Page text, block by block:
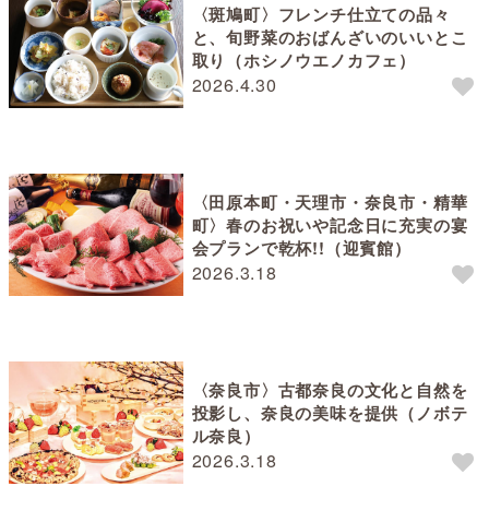
2026.4.30
〈斑鳩町〉フレンチ仕立ての品々
と、旬野菜のおばんざいのいいとこ
取り（ホシノウエノカフェ）
2026.3.18
〈田原本町・天理市・奈良市・精華
町〉春のお祝いや記念日に充実の宴
会プランで乾杯!!（迎賓館）
2026.3.18
〈奈良市〉古都奈良の文化と自然を
投影し、奈良の美味を提供（ノボテ
ル奈良）